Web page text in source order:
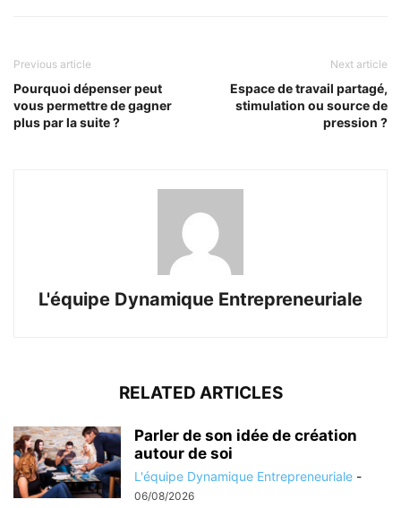
Previous article
Pourquoi dépenser peut
vous permettre de gagner
plus par la suite ?
Next article
Espace de travail partagé,
stimulation ou source de
pression ?
L'équipe Dynamique Entrepreneuriale
RELATED ARTICLES
Parler de son idée de création
autour de soi
L'équipe Dynamique Entrepreneuriale -
06/08/2026